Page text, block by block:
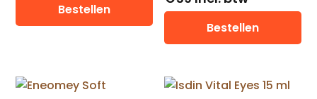
Bestellen
Bestellen